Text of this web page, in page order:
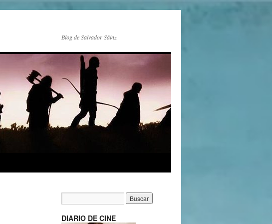
Blog de Salvador Sáinz
DIARIO DE CINE